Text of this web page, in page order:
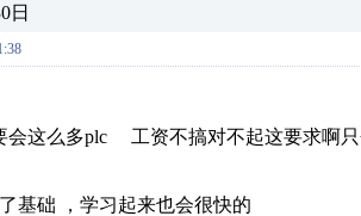
日
会这么多plc 工资不搞对不起这要求啊
基础 ，学习起来也会很快的